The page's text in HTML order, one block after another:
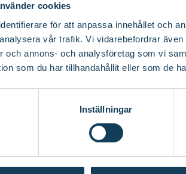
cookies
för att anpassa innehållet och
vår trafik. Vi vidarebefordrar
och annons- och analysföretag som vi
som du har tillhandahållit eller som de
Inställningar
att dyka in? Låt oss utforska!
traditionella
av SIM-teknik
resa började i början av 1990-talet.
SIM-kort hade minimalt med minne och